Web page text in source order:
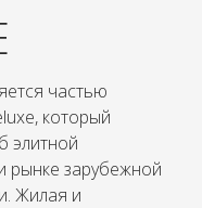
частью
который
элитной
рынке зарубежной
Жилая и